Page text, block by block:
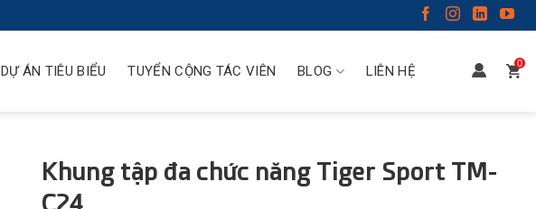
DỰ ÁN TIÊU BIỂU TUYỂN CỘNG TÁC VIÊN BLOG LIÊN HỆ 0
Khung tập đa chức năng Tiger Sport TM-
C24